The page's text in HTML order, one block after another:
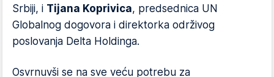
Srbiji, i Tijana Koprivica, predsednica UN
Globalnog dogovora i direktorka održivog
poslovanja Delta Holdinga.
Osvrnuvši se na sve veću potrebu za